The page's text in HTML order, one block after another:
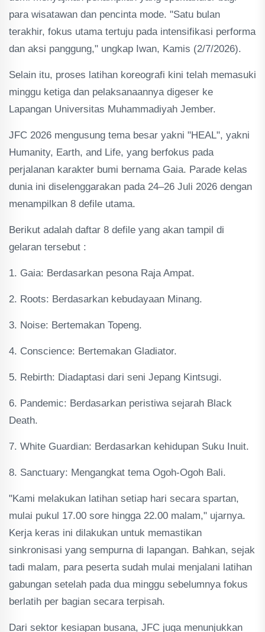
para wisatawan dan pencinta mode. "Satu bulan
terakhir, fokus utama tertuju pada intensifikasi performa
dan aksi panggung," ungkap Iwan, Kamis (2/7/2026).
Selain itu, proses latihan koreografi kini telah memasuki
minggu ketiga dan pelaksanaannya digeser ke
Lapangan Universitas Muhammadiyah Jember.
JFC 2026 mengusung tema besar yakni "HEAL", yakni
Humanity, Earth, and Life, yang berfokus pada
perjalanan karakter bumi bernama Gaia. Parade kelas
dunia ini diselenggarakan pada 24–26 Juli 2026 dengan
menampilkan 8 defile utama.
Berikut adalah daftar 8 defile yang akan tampil di
gelaran tersebut :
1. Gaia: Berdasarkan pesona Raja Ampat.
2. Roots: Berdasarkan kebudayaan Minang.
3. Noise: Bertemakan Topeng.
4. Conscience: Bertemakan Gladiator.
5. Rebirth: Diadaptasi dari seni Jepang Kintsugi.
6. Pandemic: Berdasarkan peristiwa sejarah Black
Death.
7. White Guardian: Berdasarkan kehidupan Suku Inuit.
8. Sanctuary: Mengangkat tema Ogoh-Ogoh Bali.
"Kami melakukan latihan setiap hari secara spartan,
mulai pukul 17.00 sore hingga 22.00 malam," ujarnya.
Kerja keras ini dilakukan untuk memastikan
sinkronisasi yang sempurna di lapangan. Bahkan, sejak
tadi malam, para peserta sudah mulai menjalani latihan
gabungan setelah pada dua minggu sebelumnya fokus
berlatih per bagian secara terpisah.
Dari sektor kesiapan busana, JFC juga menunjukkan